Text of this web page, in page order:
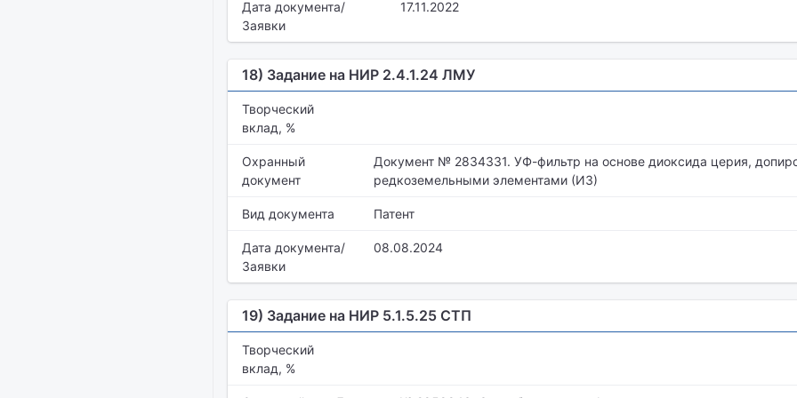
Дата документа/
Заявки
17.11.2022
18) Задание на НИР 2.4.1.24 ЛМУ
Творческий
вклад, %
Охранный
документ
Документ № 2834331. УФ-фильтр на основе диоксида церия,
редкоземельными элементами (ИЗ)
Вид документа Патент
Дата документа/
Заявки
08.08.2024
19) Задание на НИР 5.1.5.25 СТП
Творческий
вклад, %